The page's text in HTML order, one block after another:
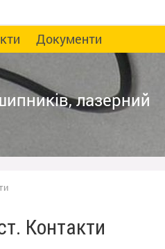
Документи
лазерний
Контакти